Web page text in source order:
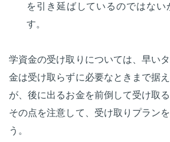
を引き延ばしているのではない
す。
学資金の受け取りについては、早い
金は受け取らずに必要なときまで据
が、後に出るお金を前倒して受け取
その点を注意して、受け取りプラン
う。